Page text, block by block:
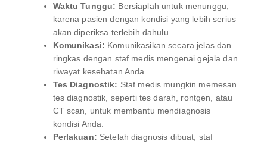
Waktu Tunggu: Bersiaplah untuk menunggu,
karena pasien dengan kondisi yang lebih serius
akan diperiksa terlebih dahulu.
Komunikasi: Komunikasikan secara jelas dan
ringkas dengan staf medis mengenai gejala dan
riwayat kesehatan Anda.
Tes Diagnostik: Staf medis mungkin memesan
tes diagnostik, seperti tes darah, rontgen, atau
CT scan, untuk membantu mendiagnosis
kondisi Anda.
Perlakuan: Setelah diagnosis dibuat, staf